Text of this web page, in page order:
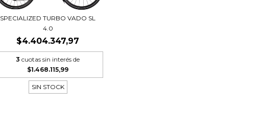
SPECIALIZED TURBO VADO SL
4.0
$4.404.347,97
3 cuotas sin interés de
$1.468.115,99
SIN STOCK